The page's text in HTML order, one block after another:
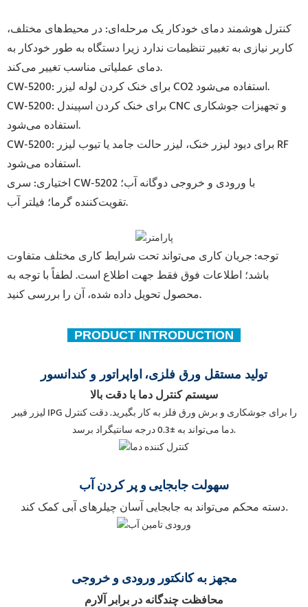
کنترل هوشمند دمای خودکار یک مرحله‌ای: در محیط‌های مختلف،
کاربر نیازی به تغییر تنظیمات ندارد زیرا دستگاه به طور خودکار به
دمای عملیاتی مناسب تغییر می‌کند.
CW-5200: برای خنک کردن لوله لیزر CO2 استفاده می‌شود.
CW-5200: برای خنک کردن اسپیندل CNC و تجهیزات جوشکاری
استفاده می‌شود.
CW-5200: برای دیود لیزر خنک، لیزر حالت جامد یا تیوب لیزر RF
استفاده می‌شود.
اختیاری: سری CW-5202 با ورودی و خروجی دوگانه آب؛
تقویت‌کننده گرما؛ فیلتر آب.
توجه:جریان کاری می‌تواند تحت شرایط کاری مختلف متفاوت
باشد؛ اطلاعات فوق فقط جهت اطلاع است. لطفاً با توجه به
محصول تحویل داده شده، آن را بررسی کنید.
PRODUCT INTRODUCTION
تولید مستقل ورق فلزی، اواپراتور و کندانسور
سیستم کنترل دما با دقت بالا
لیزر فیبر IPG را برای جوشکاری و برش ورق فلز به کار بگیرید. دقت کنترل
دما می‌تواند به ±0.3 درجه سانتیگراد برسد.
سهولت جابجاییو پر کردن آب
دسته محکم می‌تواند به جابجایی آسان چیلرهای آبی کمک کند.
مجهز به کانکتور ورودی و خروجی
محافظت چندگانه در برابر آلارم